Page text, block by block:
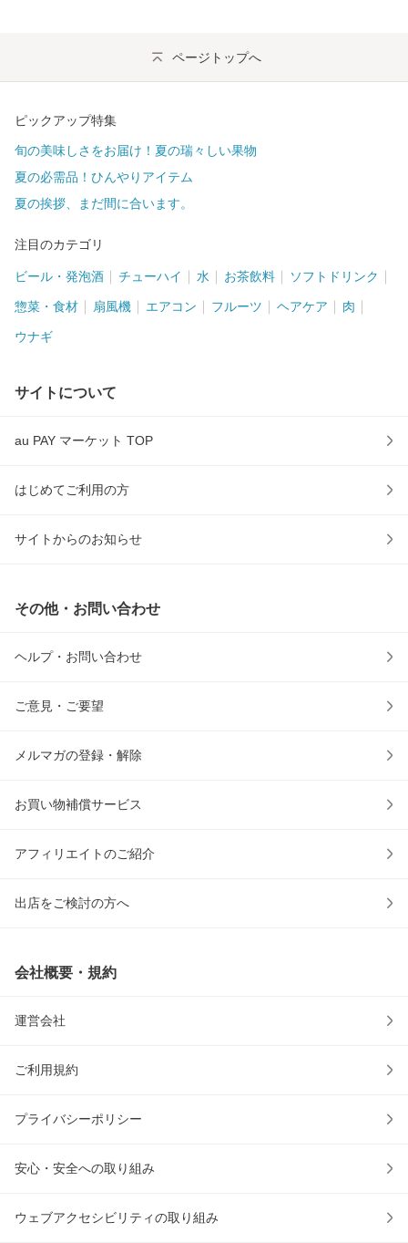
ページトップへ
ピックアップ特集
旬の美味しさをお届け！夏の瑞々しい果物
夏の必需品！ひんやりアイテム
夏の挨拶、まだ間に合います。
注目のカテゴリ
ビール・発泡酒 チューハイ 水 お茶飲料 ソフトドリンク
惣菜・食材 扇風機 エアコン フルーツ ヘアケア 肉
ウナギ
サイトについて
au PAY マーケット TOP
はじめてご利用の方
サイトからのお知らせ
その他・お問い合わせ
ヘルプ・お問い合わせ
ご意見・ご要望
メルマガの登録・解除
お買い物補償サービス
アフィリエイトのご紹介
出店をご検討の方へ
会社概要・規約
運営会社
ご利用規約
プライバシーポリシー
安心・安全への取り組み
ウェブアクセシビリティの取り組み